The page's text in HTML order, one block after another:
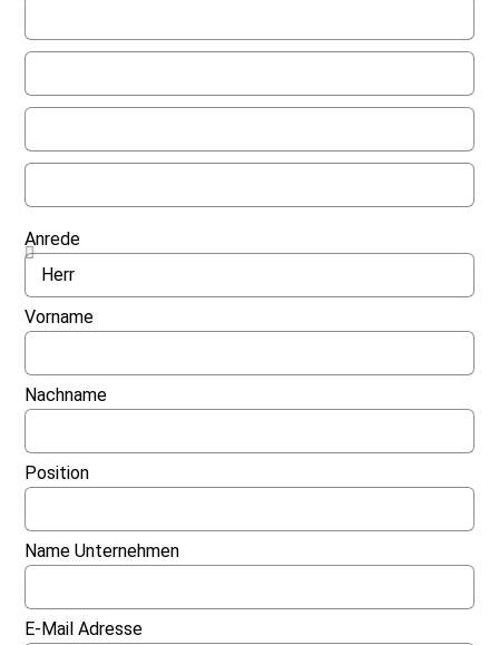
Anrede
Vorname
Nachname
Position
Name Unternehmen
E-Mail Adresse